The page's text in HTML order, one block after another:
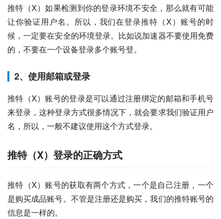
推特（X）如果检测到你的登录环境不安全，那么就有可能
让你验证用户名。所以，我们在登录推特（X）账号的时
候，一定要在安全的环境登录。比如说加速器不要使用免费
的，不要在一个设备登录多个账号登。
2、使用邮箱或登录
推特（X）账号的登录是可以通过注册绑定的邮箱和手机号
来登录，这种登录方式很多情况下，就会要求我们验证用户
名，所以，一般不建议使用这个方式登录。
推特（X）登录的正确方式
推特（X）账号的获取有两个方式，一个是自己注册，一个
是购买成品账号。不管是注册还是购买，我们的推特账号的
信息是一样的。